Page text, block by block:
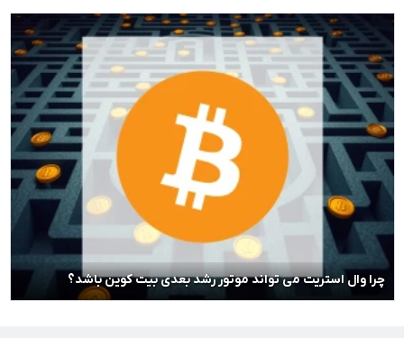
چرا وال استریت می تواند موتور رشد بعدی بیت کوین باشد؟